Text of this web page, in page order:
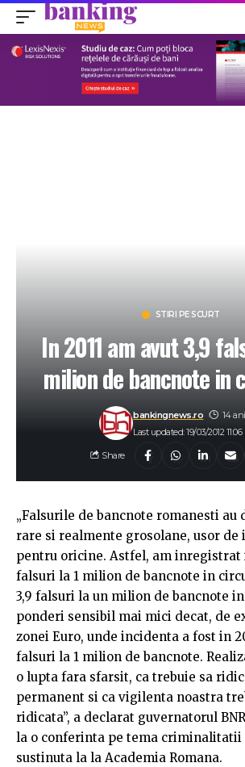
STIRI PE SCURT
In 2011 am avut 3,9
milion de bancnote in
Last updated: 19/03/2012 11:06
bankingnews.ro 14
Share
„Falsurile de bancnote romanesti au
rare si realmente grosolane, usor
pentru oricine. Astfel, am inregistrat
falsuri la 1 milion de bancnote in
3,9 falsuri la un milion de bancnote
ponderi sensibil mai mici decat, de
zonei Euro, unde incidenta a fost in
falsuri la 1 milion de bancnote.
o lupta fara sfarsit, ca trebuie sa
permanent si ca vigilenta noastra
ridicata”, a declarat guvernatorul
la o conferinta pe tema criminalitatii
sustinuta la la Academia Romana.